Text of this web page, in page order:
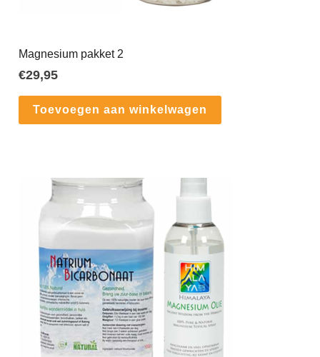
Magnesium pakket 2
€29,95
Toevoegen aan winkelwagen